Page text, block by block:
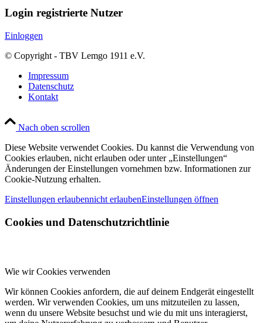
Login registrierte Nutzer
Einloggen
© Copyright - TBV Lemgo 1911 e.V.
Impressum
Datenschutz
Kontakt
Nach oben scrollen
Diese Website verwendet Cookies. Du kannst die Verwendung von
Cookies erlauben, nicht erlauben oder unter „Einstellungen“
Änderungen der Einstellungen vornehmen bzw. Informationen zur
Cookie-Nutzung erhalten.
Einstellungen erlaubennicht erlaubenEinstellungen öffnen
Cookies und Datenschutzrichtlinie
Wie wir Cookies verwenden
Wir können Cookies anfordern, die auf deinem Endgerät eingestellt
werden. Wir verwenden Cookies, um uns mitzuteilen zu lassen,
wenn du unsere Website besuchst und wie du mit uns interagierst,